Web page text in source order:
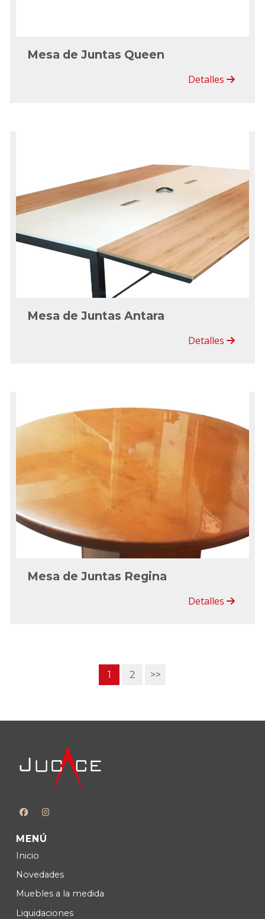
Mesa de Juntas Queen
Detalles
Mesa de Juntas Antara
Detalles
Mesa de Juntas Regina
Detalles
1 2 >>
MENÚ
Inicio
Novedades
Muebles a la medida
Liquidaciones